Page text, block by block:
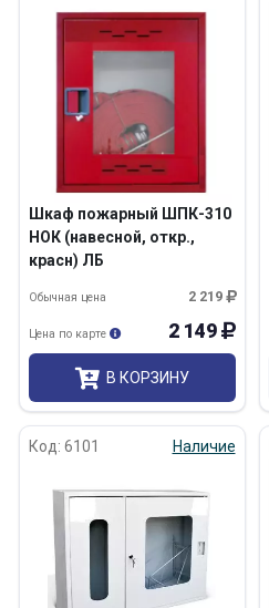
Шкаф пожарный ШПК-310
НОК (навесной, откр.,
красн) ЛБ
2 219
Обычная цена
2 149
Цена по карте
В КОРЗИНУ
Код: 6101 Наличие